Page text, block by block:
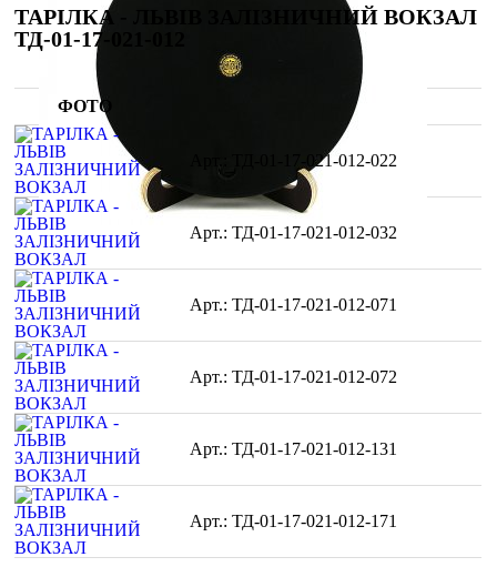
ТАРІЛКА - ЛЬВІВ ЗАЛІЗНИЧНИЙ ВОКЗАЛ
ТД-01-17-021-012
ФОТО
ТД-01-17-021-012-022
ТД-01-17-021-012-032
ТД-01-17-021-012-071
ТД-01-17-021-012-072
ТД-01-17-021-012-131
ТД-01-17-021-012-171